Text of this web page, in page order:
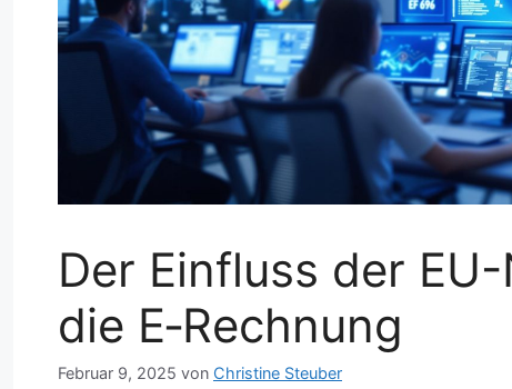
Der Einfluss der
die E‑Rechnung
Februar 9, 2025 von Christine Steuber